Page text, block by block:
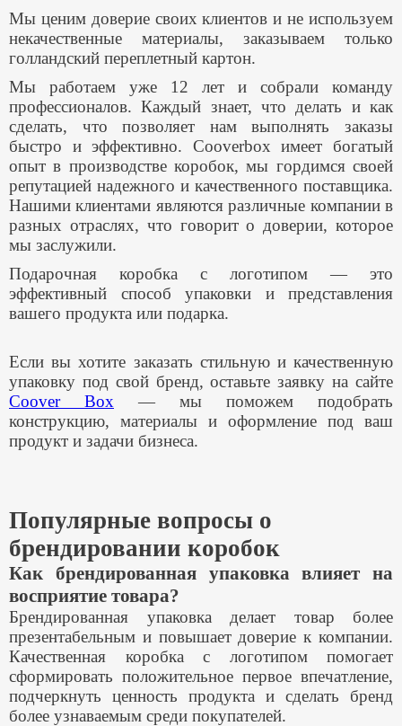
Мы ценим доверие своих клиентов и не используем
некачественные материалы, заказываем только
голландский переплетный картон.
Мы работаем уже 12 лет и собрали команду
профессионалов. Каждый знает, что делать и как
сделать, что позволяет нам выполнять заказы
быстро и эффективно. Cooverbox имеет богатый
опыт в производстве коробок, мы гордимся своей
репутацией надежного и качественного поставщика.
Нашими клиентами являются различные компании в
разных отраслях, что говорит о доверии, которое
мы заслужили.
Подарочная коробка с логотипом — это
эффективный способ упаковки и представления
вашего продукта или подарка.
Если вы хотите заказать стильную и качественную
упаковку под свой бренд, оставьте заявку на сайте
Coover Box — мы поможем подобрать
конструкцию, материалы и оформление под ваш
продукт и задачи бизнеса.
Популярные вопросы о
брендировании коробок
Как брендированная упаковка влияет на
восприятие товара?
Брендированная упаковка делает товар более
презентабельным и повышает доверие к компании.
Качественная коробка с логотипом помогает
сформировать положительное первое впечатление,
подчеркнуть ценность продукта и сделать бренд
более узнаваемым среди покупателей.